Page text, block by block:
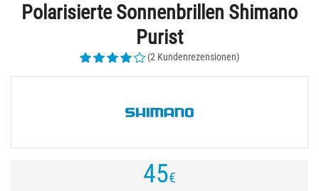
Polarisierte Sonnenbrillen Shimano
Purist
(2 Kundenrezensionen)
45€